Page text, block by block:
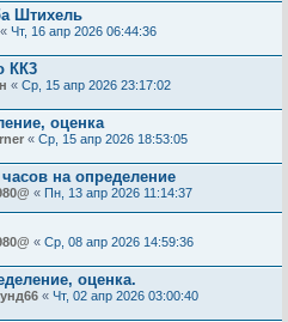
Штихель
« Чт, 16 апр 2026 06:44:36
КК3
« Ср, 15 апр 2026 23:17:02
оценка
« Ср, 15 апр 2026 18:53:05
на определение
« Пн, 13 апр 2026 11:14:37
« Ср, 08 апр 2026 14:59:36
оценка.
« Чт, 02 апр 2026 03:00:40